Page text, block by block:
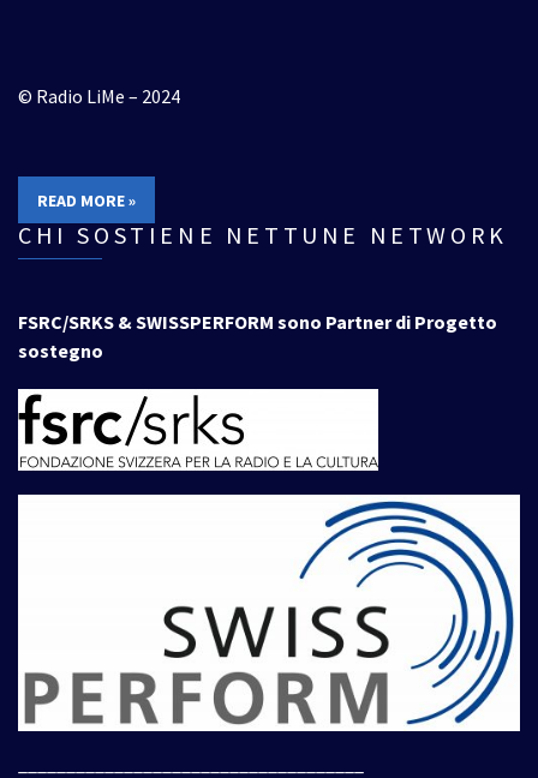
© Radio LiMe – 2024
READ MORE »
CHI SOSTIENE NETTUNE NETWORK
FSRC/SRKS & SWISSPERFORM sono Partner di Progetto
sostegno